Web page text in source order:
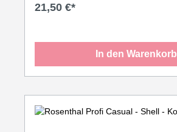
21,50 €*
In den Warenkorb